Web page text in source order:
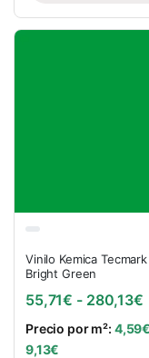
Vinilo Kemica
Bright Green
55,71€ - 280,13€
Precio por m²: 4,59€
9,13€